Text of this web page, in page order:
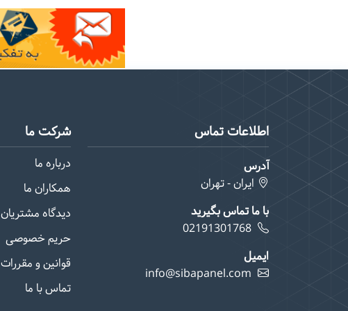
اطلاعات تماس
آدرس
ایران - تهران
با ما تماس بگیرید
02191301768
ایمیل
info@sibapanel.com
شرکت ما
درباره ما
همکاران ما
دیدگاه مشتریان
حریم خصوصی
قوانین و مقررات
تماس با ما